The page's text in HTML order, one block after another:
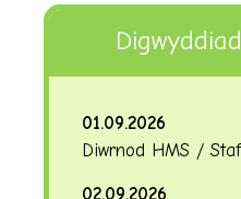
01.09.2026
Diwrnod HMS /
02.09.2026